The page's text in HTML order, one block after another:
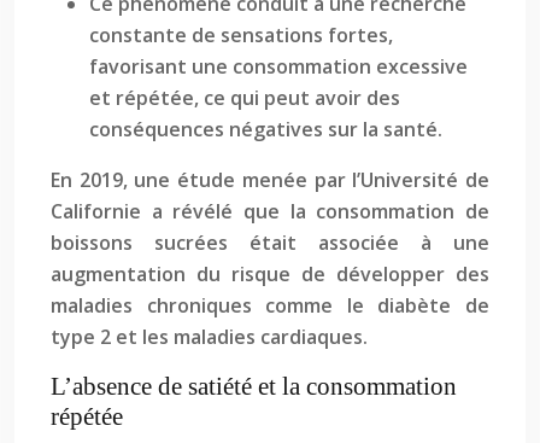
constante de sensations fortes,
favorisant une consommation excessive
et répétée, ce qui peut avoir des
conséquences négatives sur la santé.
En 2019, une étude menée par l’Université de
Californie a révélé que la consommation de
boissons sucrées était associée à une
augmentation du risque de développer des
maladies chroniques comme le diabète de
type 2 et les maladies cardiaques.
L’absence de satiété et la consommation
répétée